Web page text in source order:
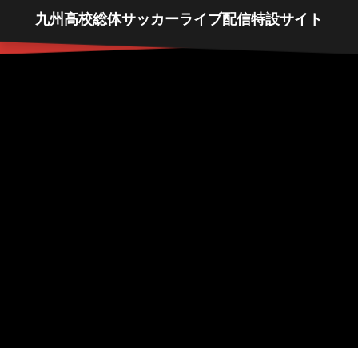
九州高校総体サッカーライブ配信特設サイト